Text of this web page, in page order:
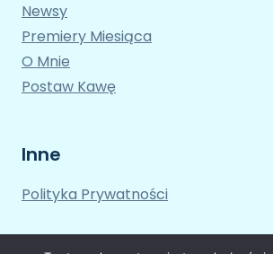
Newsy
Premiery Miesiąca
O Mnie
Postaw Kawę
Inne
Polityka Prywatności